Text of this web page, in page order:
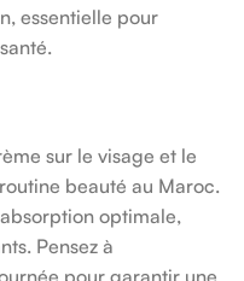
essentielle pour
sur le visage et le
beauté au Maroc.
optimale,
Pensez à
pour garantir une